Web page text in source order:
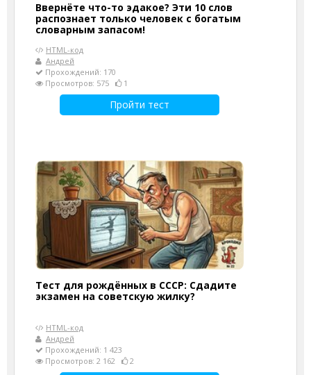
Ввернёте что-то эдакое? Эти 10 слов
распознает только человек с богатым
словарным запасом!
HTML-код
Андрей
Прохождений: 170
Просмотров: 575
1
Пройти тест
Тест для рождённых в СССР: Сдадите
экзамен на советскую жилку?
HTML-код
Андрей
Прохождений: 1 423
Просмотров: 2 162
2